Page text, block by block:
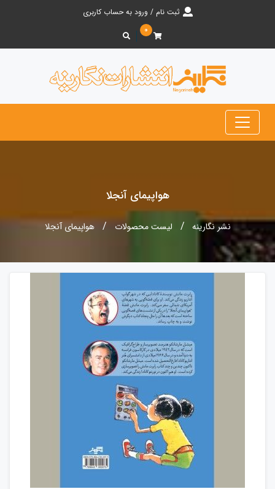
ثبت نام / ورود به حساب کاربری
۰
هواپیمای آنجلا
نشر نگارینه لیست محصولات هواپیمای آنجلا